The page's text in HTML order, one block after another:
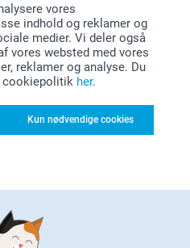
vores
indhold og reklamer og
medier. Vi deler også
vores websted med vores
reklamer og analyse. Du
cookiepolitik her.
Kun nødvendige cookies
og feedback, det er meget
kontakt
anmeldelse! 🥰